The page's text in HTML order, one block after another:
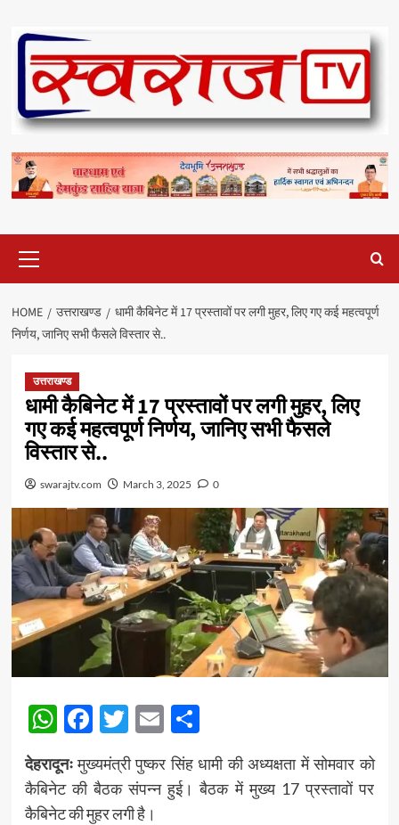
content
Menu
HOME उत्तराखण्ड
धामी कैबिनेट में 17 प्रस्तावों पर लगी मुहर, लिए गए कई महत्वपूर्ण
निर्णय, जानिए सभी फैसले विस्तार से..
उत्तराखण्ड
धामी कैबिनेट में 17 प्रस्तावों पर लगी मुहर, लिए
गए कई महत्वपूर्ण निर्णय, जानिए सभी फैसले
विस्तार से..
swarajtv.com March 3, 2025 0
WhatsApp
Facebook
Twitter
EmailShare
देहरादूनःमुख्यमंत्री पुष्कर सिंह धामी की अध्यक्षता में सोमवार को
कैबिनेट की बैठक संपन्न हुई। बैठक में मुख्य 17 प्रस्तावों पर
कैबिनेट की मुहर लगी है।